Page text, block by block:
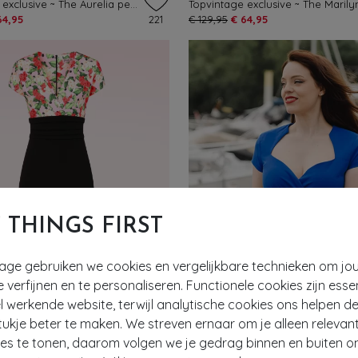
THINGS FIRST
gebruiken we cookies en vergelijkbare technieken om
verfijnen en te personaliseren. Functionele cookies zijn
werkende website, terwijl analytische cookies ons helpen
beter te maken. We streven ernaar om je alleen
te tonen, daarom volgen we je gedrag binnen en buiten
221
€ 129,95 € 64,95
EXCLUSIEF